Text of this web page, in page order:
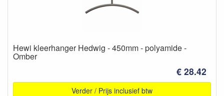
Hewi kleerhanger Hedwig - 450mm - polyamide -
Omber
€ 28.42
Verder / Prijs inclusief btw